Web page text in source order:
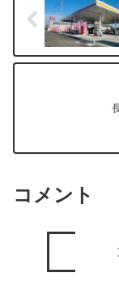
コメント